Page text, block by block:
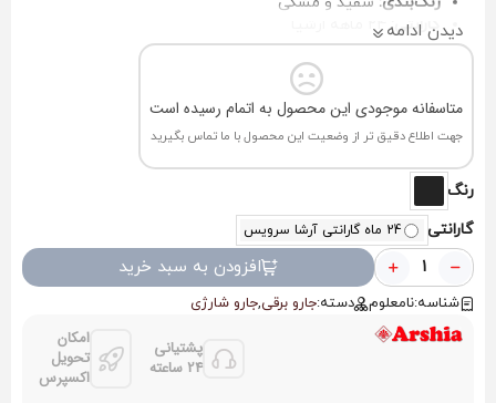
گارانتی:۲۴ ماهه ارشیادیدن ادامه
متاسفانه موجودی این محصول به اتمام رسیده است
جهت اطلاع دقیق تر از وضعیت این محصول با ما تماس بگیرید
رنگ
گارانتی
24 ماه گارانتی آرشا سرویس
افزودن به سبد خرید
شناسه:نامعلوم دسته:جارو برقی,جارو شارژی
پشتیانی
24 ساعته
امکان
تحویل
اکسپرس